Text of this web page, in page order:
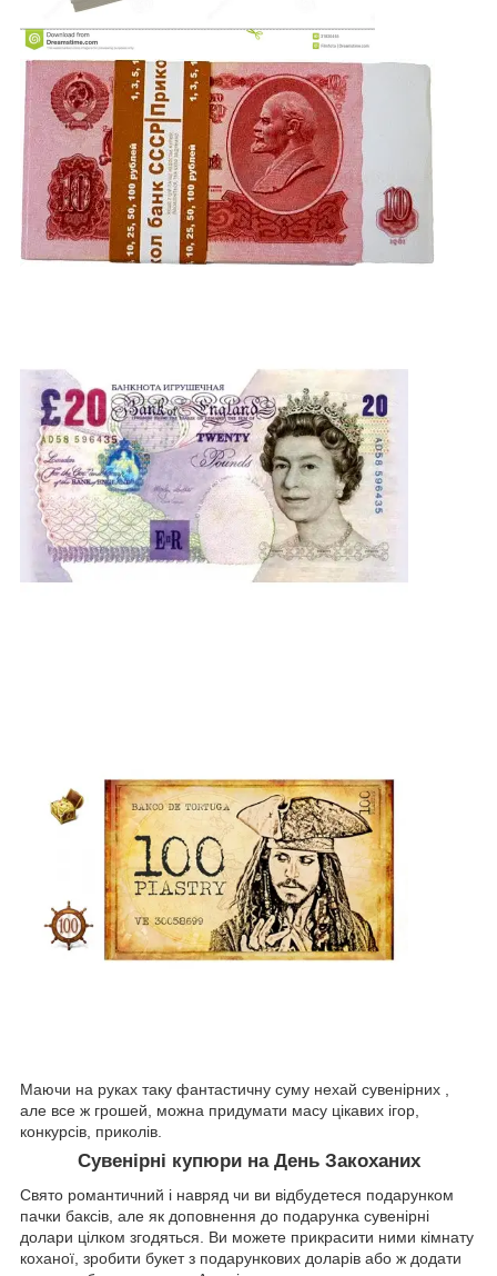
Маючи на руках таку фантастичну суму нехай сувенірних ,
але все ж грошей, можна придумати масу цікавих ігор,
конкурсів, приколів.
Сувенірні купюри на День Закоханих
Свято романтичний і навряд чи ви відбудетеся подарунком
пачки баксів, але як доповнення до подарунка сувенірні
долари цілком згодяться. Ви можете прикрасити ними кімнату
коханої, зробити букет з подарункових доларів або ж додати